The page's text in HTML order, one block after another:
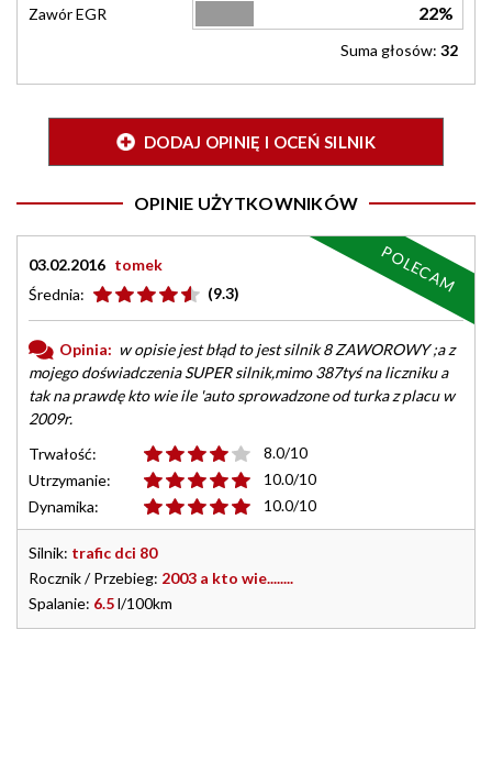
Zawór EGR 22%
Suma głosów: 32
DODAJ OPINIĘ I OCEŃ SILNIK
OPINIE UŻYTKOWNIKÓW
03.02.2016 tomek
Średnia:
(9.3)
Opinia: w opisie jest błąd to jest silnik 8 ZAWOROWY ;a z
mojego doświadczenia SUPER silnik,mimo 387tyś na liczniku a
tak na prawdę kto wie ile 'auto sprowadzone od turka z placu w
2009r.
Trwałość:
8.0/10
Utrzymanie:
10.0/10
Dynamika:
10.0/10
Silnik: trafic dci 80
Rocznik / Przebieg: 2003 a kto wie........
Spalanie: 6.5l/100km
POLECAM